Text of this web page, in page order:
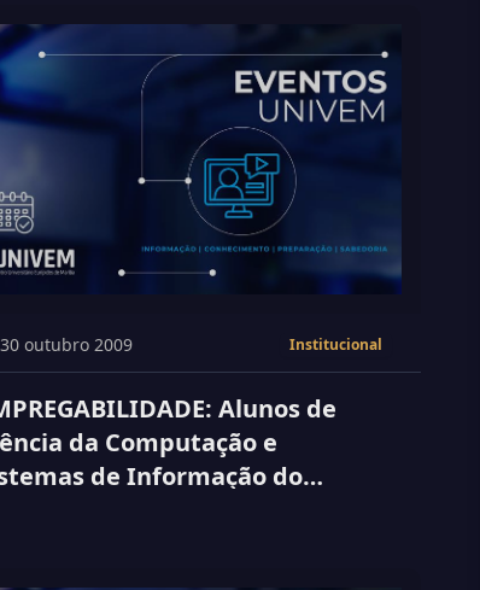
30 outubro 2009 Institucional
Alunos de
da Computação e
de Informação do